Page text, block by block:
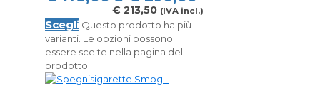
€ 213,50 (IVA incl.)
Scegli Questo prodotto ha più
varianti. Le opzioni possono
essere scelte nella pagina del
prodotto